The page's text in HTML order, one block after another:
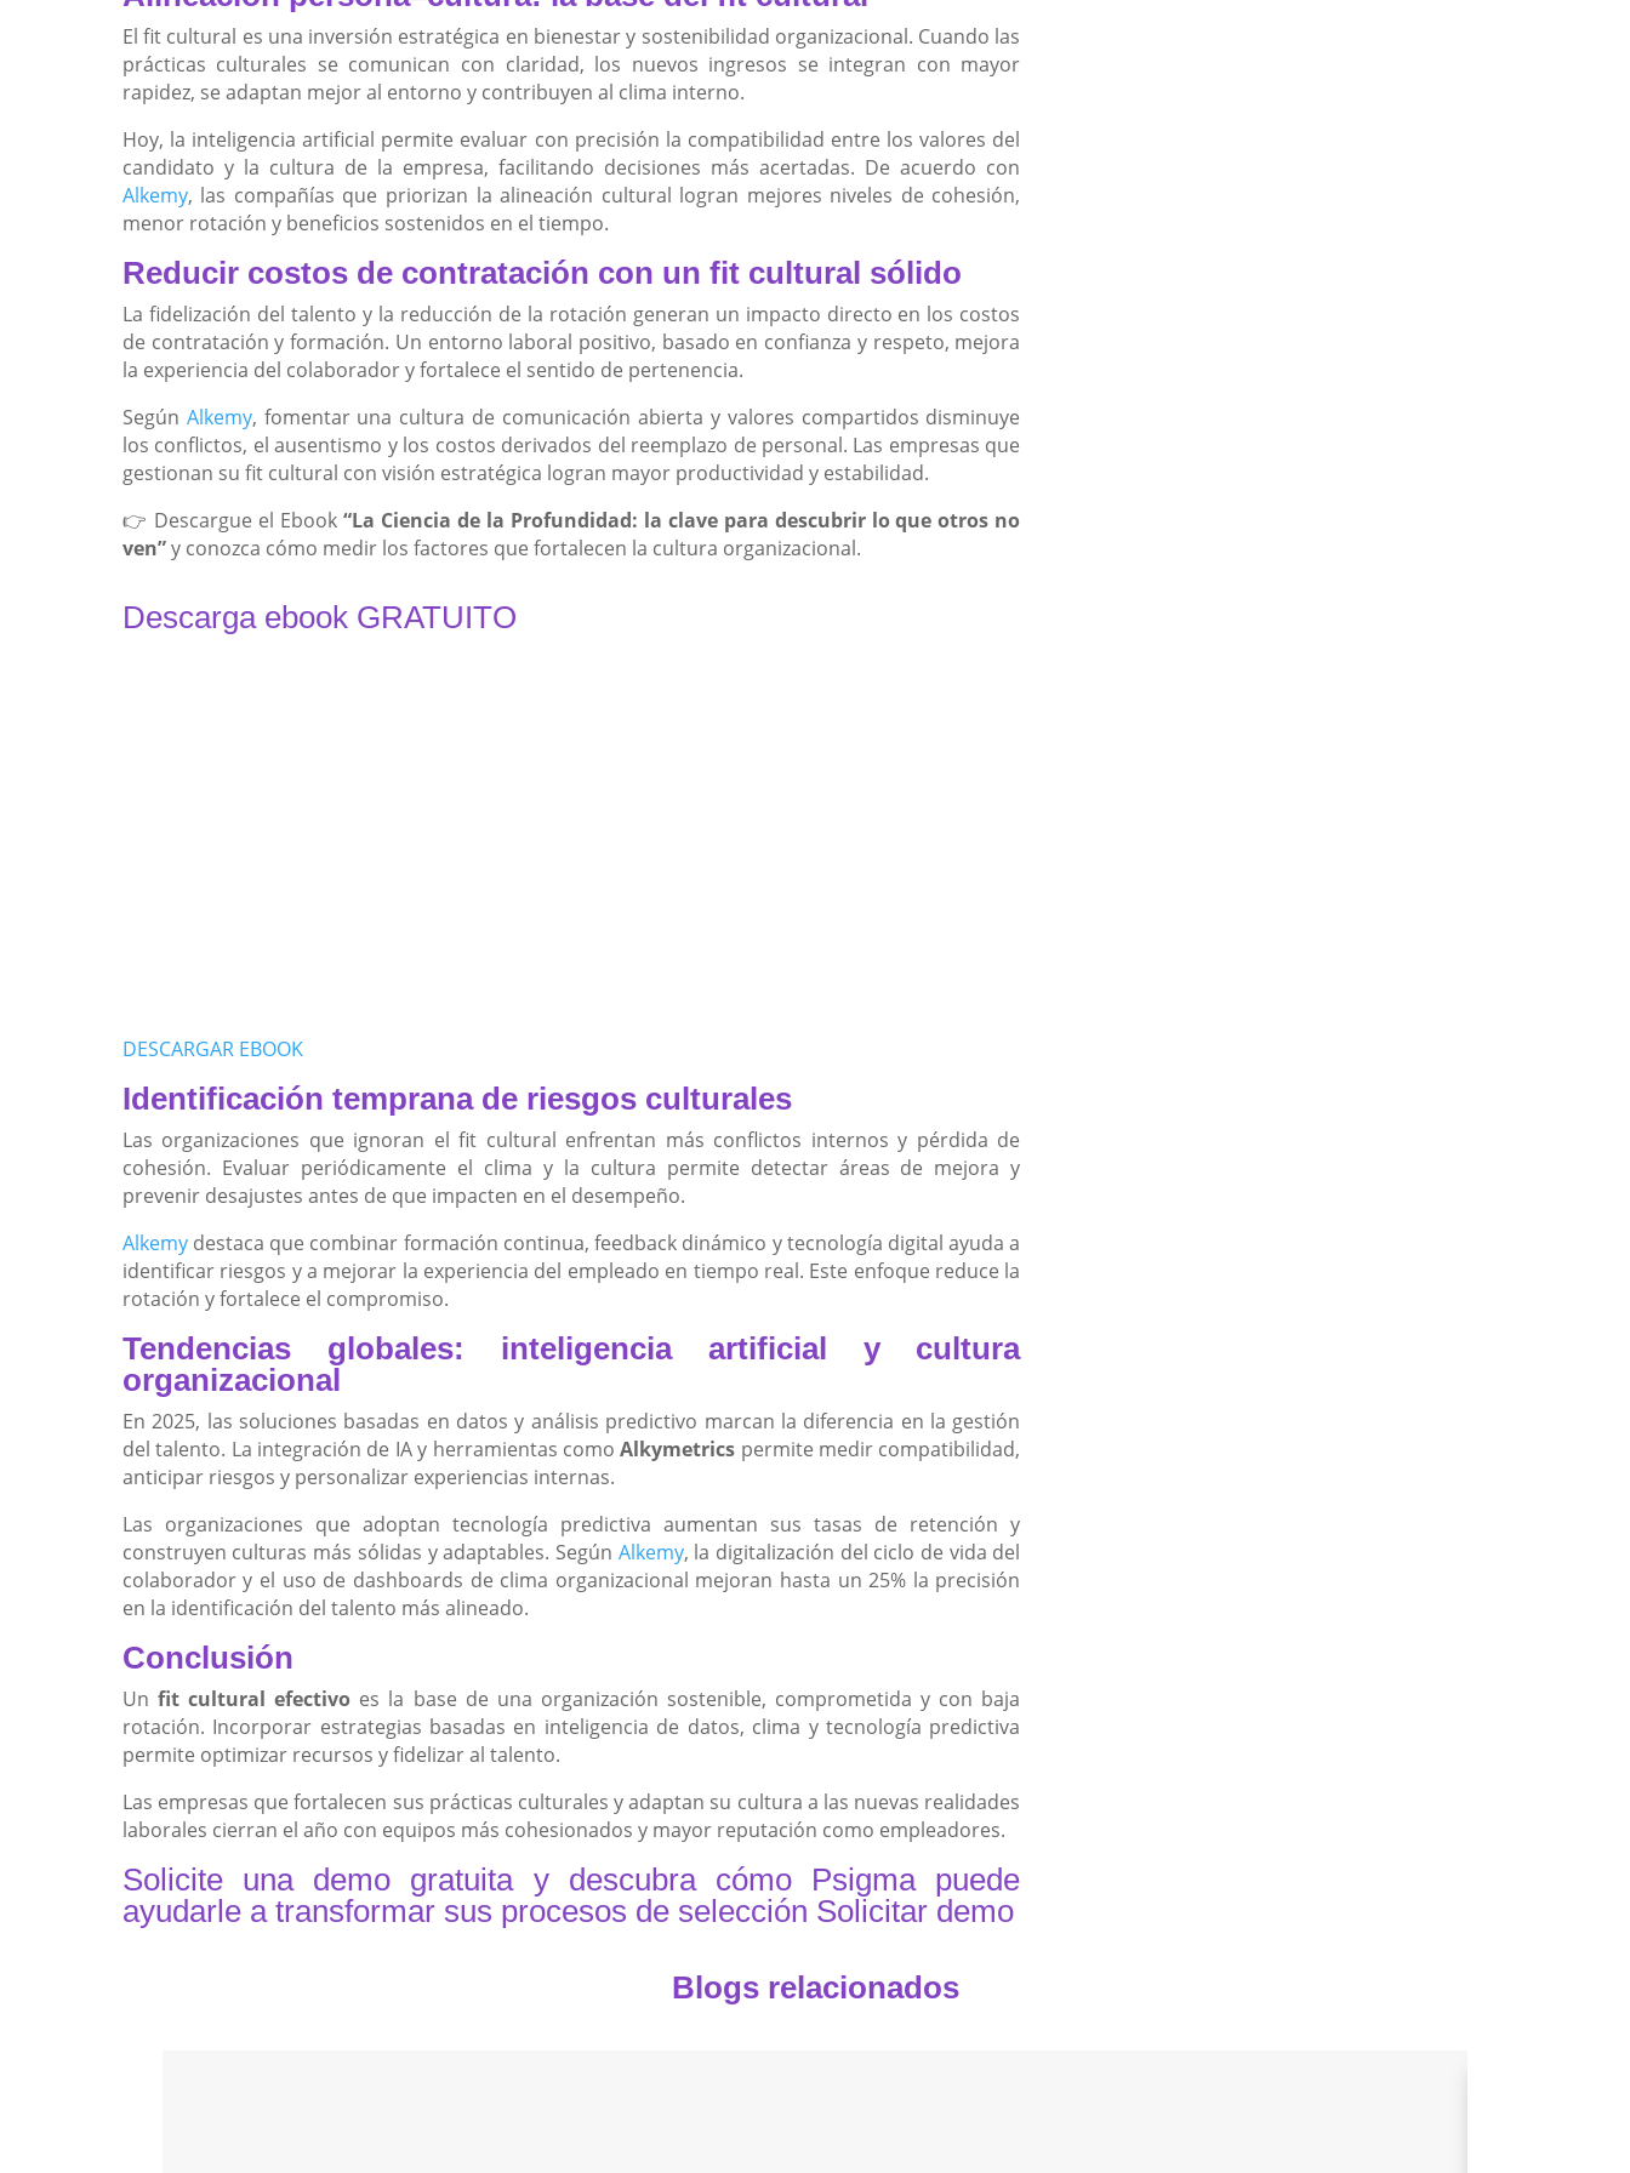
El fit cultural es una inversión estratégica en bienestar y sostenibilidad organizacional. Cuando las
prácticas culturales se comunican con claridad, los nuevos ingresos se integran con mayor
rapidez, se adaptan mejor al entorno y contribuyen al clima interno.
Hoy, la inteligencia artificial permite evaluar con precisión la compatibilidad entre los valores del
candidato y la cultura de la empresa, facilitando decisiones más acertadas. De acuerdo con
Alkemy, las compañías que priorizan la alineación cultural logran mejores niveles de cohesión,
menor rotación y beneficios sostenidos en el tiempo.
Reducir costos de contratación con un fit cultural sólido
La fidelización del talento y la reducción de la rotación generan un impacto directo en los costos
de contratación y formación. Un entorno laboral positivo, basado en confianza y respeto, mejora
la experiencia del colaborador y fortalece el sentido de pertenencia.
Según Alkemy, fomentar una cultura de comunicación abierta y valores compartidos disminuye
los conflictos, el ausentismo y los costos derivados del reemplazo de personal. Las empresas que
gestionan su fit cultural con visión estratégica logran mayor productividad y estabilidad.
👉 Descargue el Ebook “La Ciencia de la Profundidad: la clave para descubrir lo que otros no
ven”y conozca cómo medir los factores que fortalecen la cultura organizacional.
Descarga ebook GRATUITO
DESCARGAR EBOOK
Identificación temprana de riesgos culturales
Las organizaciones que ignoran el fit cultural enfrentan más conflictos internos y pérdida de
cohesión. Evaluar periódicamente el clima y la cultura permite detectar áreas de mejora y
prevenir desajustes antes de que impacten en el desempeño.
Alkemydestaca que combinar formación continua, feedback dinámico y tecnología digital ayuda a
identificar riesgos y a mejorar la experiencia del empleado en tiempo real. Este enfoque reduce la
rotación y fortalece el compromiso.
Tendencias globales: inteligencia artificial y cultura
organizacional
En 2025, las soluciones basadas en datos y análisis predictivo marcan la diferencia en la gestión
del talento. La integración de IA y herramientas comoAlkymetrics permite medir compatibilidad,
anticipar riesgos y personalizar experiencias internas.
Las organizaciones que adoptan tecnología predictiva aumentan sus tasas de retención y
construyen culturas más sólidas y adaptables. Según Alkemy, la digitalización del ciclo de vida del
colaborador y el uso de dashboards de clima organizacional mejoran hasta un 25% la precisión
en la identificación del talento más alineado.
Conclusión
Un fit cultural efectivo es la base de una organización sostenible, comprometida y con baja
rotación. Incorporar estrategias basadas en inteligencia de datos, clima y tecnología predictiva
permite optimizar recursos y fidelizar al talento.
Las empresas que fortalecen sus prácticas culturales y adaptan su cultura a las nuevas realidades
laborales cierran el año con equipos más cohesionados y mayor reputación como empleadores.
Solicite una demo gratuita y descubra cómo Psigma puede
ayudarle a transformar sus procesos de selección Solicitar demo
Blogs relacionados